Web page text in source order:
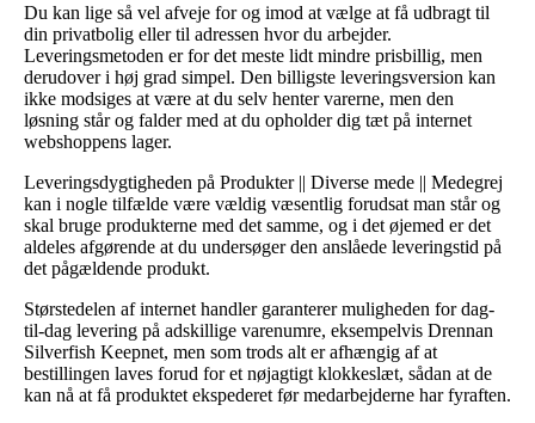
Du kan lige så vel afveje for og imod at vælge at få udbragt til
din privatbolig eller til adressen hvor du arbejder.
Leveringsmetoden er for det meste lidt mindre prisbillig, men
derudover i høj grad simpel. Den billigste leveringsversion kan
ikke modsiges at være at du selv henter varerne, men den
løsning står og falder med at du opholder dig tæt på internet
webshoppens lager.
Leveringsdygtigheden på Produkter || Diverse mede || Medegrej
kan i nogle tilfælde være vældig væsentlig forudsat man står og
skal bruge produkterne med det samme, og i det øjemed er det
aldeles afgørende at du undersøger den anslåede leveringstid på
det pågældende produkt.
Størstedelen af internet handler garanterer muligheden for dag-
til-dag levering på adskillige varenumre, eksempelvis Drennan
Silverfish Keepnet, men som trods alt er afhængig af at
bestillingen laves forud for et nøjagtigt klokkeslæt, sådan at de
kan nå at få produktet ekspederet før medarbejderne har fyraften.